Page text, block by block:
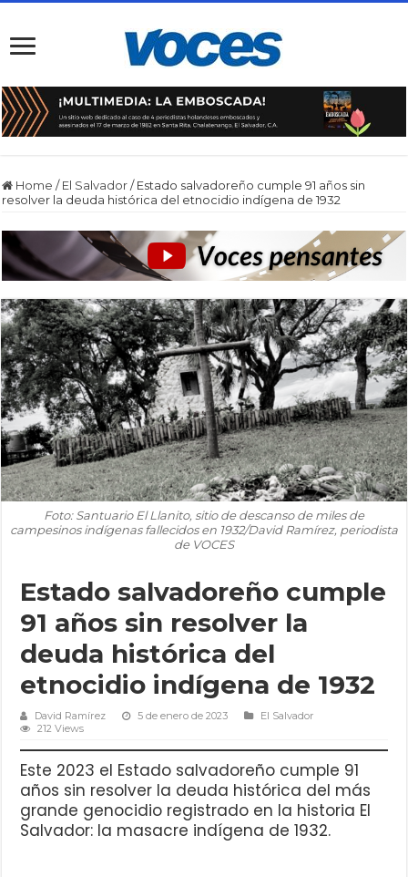
Home / El Salvador / Estado salvadoreño cumple 91 años sin
resolver la deuda histórica del etnocidio indígena de 1932
Foto: Santuario El Llanito, sitio de descanso de miles de
campesinos indígenas fallecidos en 1932/David Ramírez, periodista
de VOCES
Estado salvadoreño cumple
91 años sin resolver la
deuda histórica del
etnocidio indígena de 1932
David Ramírez 5 de enero de 2023
El Salvador
212 Views
Este 2023 el Estado salvadoreño cumple 91
años sin resolver la deuda histórica del más
grande genocidio registrado en la historia El
Salvador: la masacre indígena de 1932.